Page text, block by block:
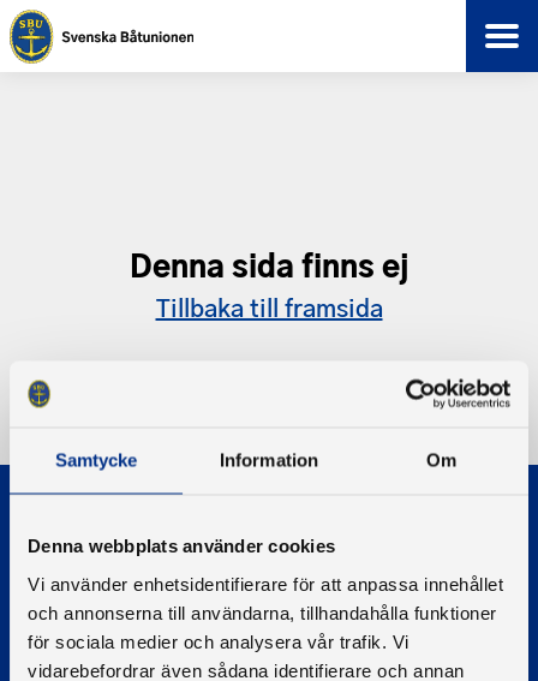
Samtycke Information Om
Denna webbplats använder cookies
Vi använder enhetsidentifierare för att anpassa innehållet
och annonserna till användarna, tillhandahålla funktioner
för sociala medier och analysera vår trafik. Vi
vidarebefordrar även sådana identifierare och annan
Denna sida finns ej
Tillbaka till framsida
© 2026 - Svenska Båtunionen
Information om cookies